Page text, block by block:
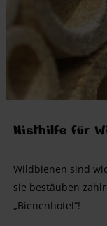
Nisthilfe für
Wildbienen sind
sie bestäuben
„Bienenhotel“!